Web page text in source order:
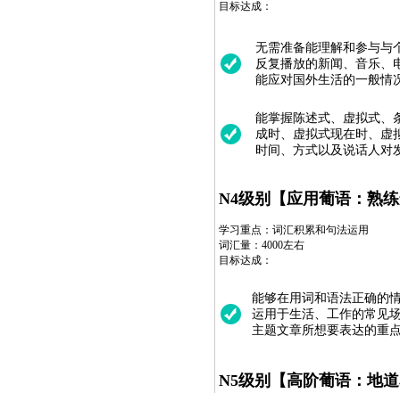
目标达成：
无需准备能理解和参与与
反复播放的新闻、音乐、
能应对国外生活的一般情
能掌握陈述式、虚拟式、
成时、虚拟式现在时、虚
时间、方式以及说话人对
N4级别【应用葡语：熟
学习重点：词汇积累和句法运用
词汇量：4000左右
目标达成：
能够在用词和语法正确的
运用于生活、工作的常见
主题文章所想要表达的重
N5级别【高阶葡语：地